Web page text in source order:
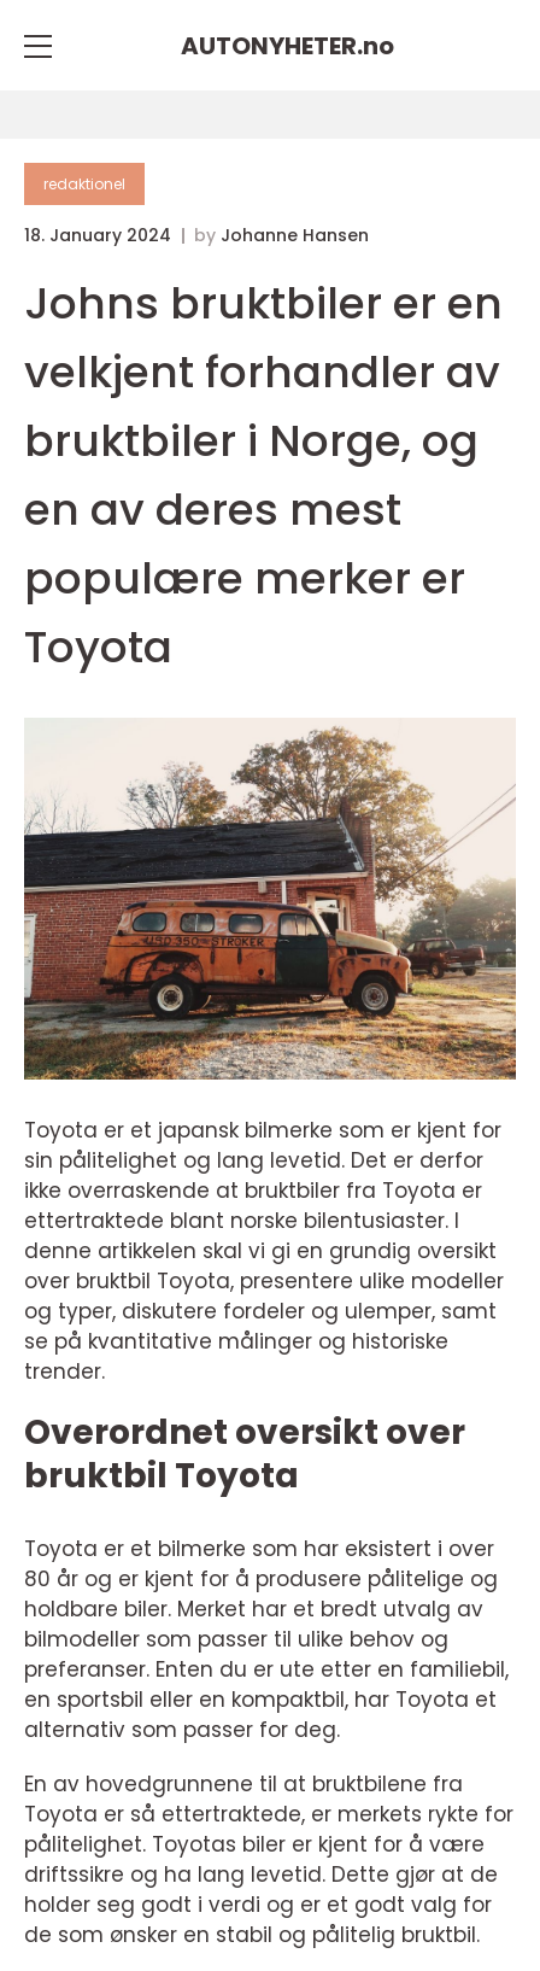
AUTONYHETER.no
redaktionel
18. January 2024 by Johanne Hansen
Johns bruktbiler er en
velkjent forhandler av
bruktbiler i Norge, og
en av deres mest
populære merker er
Toyota
Toyota er et japansk bilmerke som er kjent for
sin pålitelighet og lang levetid. Det er derfor
ikke overraskende at bruktbiler fra Toyota er
ettertraktede blant norske bilentusiaster. I
denne artikkelen skal vi gi en grundig oversikt
over bruktbil Toyota, presentere ulike modeller
og typer, diskutere fordeler og ulemper, samt
se på kvantitative målinger og historiske
trender.
Overordnet oversikt over
bruktbil Toyota
Toyota er et bilmerke som har eksistert i over
80 år og er kjent for å produsere pålitelige og
holdbare biler. Merket har et bredt utvalg av
bilmodeller som passer til ulike behov og
preferanser. Enten du er ute etter en familiebil,
en sportsbil eller en kompaktbil, har Toyota et
alternativ som passer for deg.
En av hovedgrunnene til at bruktbilene fra
Toyota er så ettertraktede, er merkets rykte for
pålitelighet. Toyotas biler er kjent for å være
driftssikre og ha lang levetid. Dette gjør at de
holder seg godt i verdi og er et godt valg for
de som ønsker en stabil og pålitelig bruktbil.